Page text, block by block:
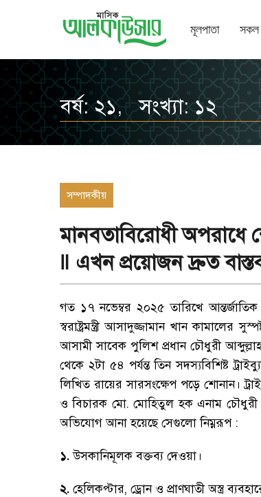
মূলপাতা সকল
বর্ষ: ২১, সংখ্যা: ১২
সম্পাদকীয়
মানবতাবিরোধী অপরাধে
‖ এখন প্রয়োজন দ্রুত
গত ১৭ নভেম্বর ২০২৫ তারিখে আন্তর্জাতিক
স্বরাষ্ট্রমন্ত্রী আসাদুজ্জামান খান কামালের
আসামী সাবেক পুলিশ প্রধান চৌধুরী
থেকে ২টা ৫৪ পর্যন্ত তিন সদস্যবিশিষ্ট
লিখিত রায়ের সারসংক্ষেপ পড়ে শোনান।
ও বিচারক মো. মোহিতুল হক এনাম চৌধুরী।
অভিযোগ আনা হয়েছে সেগুলো নিম্নরূপ :
১.উসকানিমূলক বক্তব্য দেওয়া ।
২. হেলিকপ্টার, ড্রোন ও প্রাণঘাতী অস্ত্র